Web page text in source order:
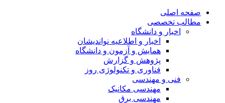
صفحه اصلی
مطالب تخصصی
اخبار و دانشگاه
اخبار و اطلاعیه نواندیشان
همایش و آزمون و دانشگاه
پژوهش و گزارش
فناوری و تکنولوژی روز
فنی و مهندسی
مهندسی مکانیک
مهندسی برق